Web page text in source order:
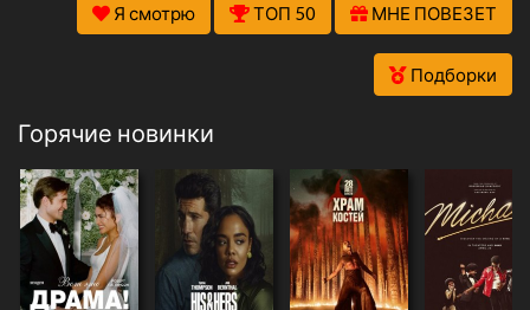
Я смотрю ТОП 50 МНЕ ПОВЕЗЕТ
Подборки
Горячие новинки